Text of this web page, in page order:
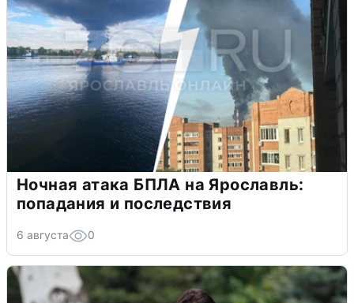
Ночная атака БПЛА на Ярославль:
попадания и последствия
6 августа 0